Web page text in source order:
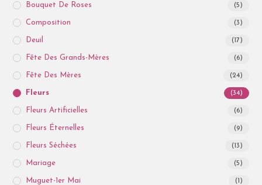
Bouquet De Roses (5)
Composition (3)
Deuil (17)
Fête Des Grands-Mères (6)
Fête Des Mères (24)
Fleurs (34)
Fleurs Artificielles (6)
Fleurs Éternelles (9)
Fleurs Séchées (13)
Mariage (5)
Muguet-1er Mai (1)